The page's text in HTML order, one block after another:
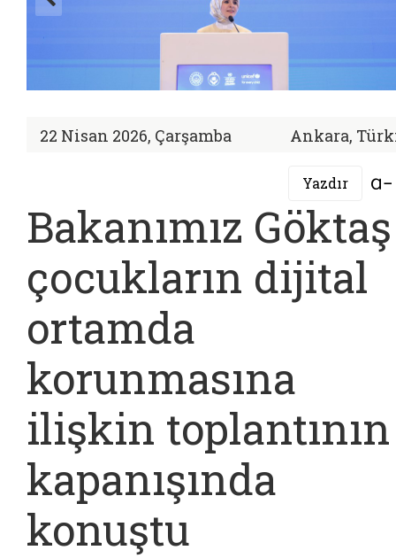
22 Nisan 2026, Çarşamba Ankara,
Yazdır
Bakanımız Göktaş
çocukların dijital
ortamda
korunmasına
ilişkin toplantının
kapanışında
konuştu